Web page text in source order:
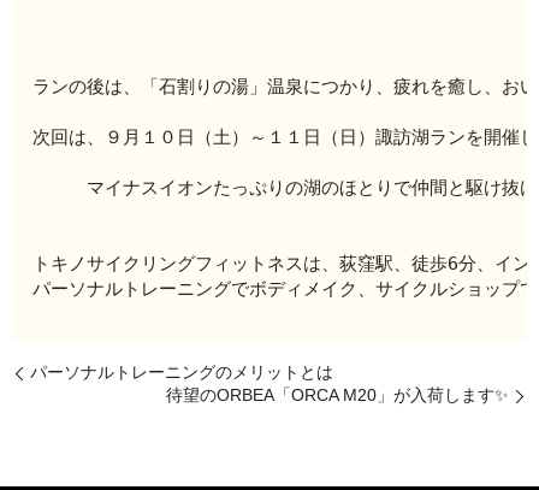
ランの後は、「石割りの湯」温泉につかり、疲れを癒し、お
次回は、９月１０日（土）～１１日（日）諏訪湖ランを開催
マイナスイオンたっぷりの湖のほとりで仲間と駆け抜け
トキノサイクリングフィットネスは、荻窪駅、徒歩6分、イ
パーソナルトレーニングでボディメイク、サイクルショップ
パーソナルトレーニングのメリットとは
待望のORBEA「ORCA M20」が入荷します✨